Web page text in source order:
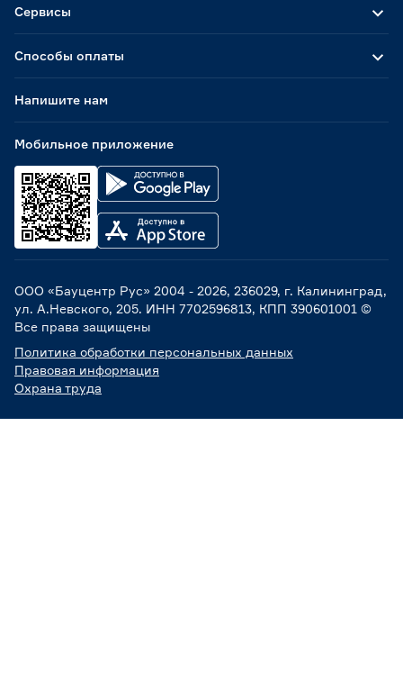
Способы оплаты
Мобильное приложение
Сервисы
Напишите нам
ООО «Бауцентр Рус» 2004 - 2026, 236029, г. Калининград,
ул. А.Невского, 205. ИНН 7702596813, КПП 390601001 ©
Все права защищены
Политика обработки персональных данных
Правовая информация
Охрана труда